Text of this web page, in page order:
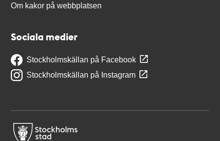
Om kakor på webbplatsen
Sociala medier
Stockholmskällan på Facebook
Stockholmskällan på Instagram